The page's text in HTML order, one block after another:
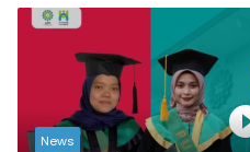
News